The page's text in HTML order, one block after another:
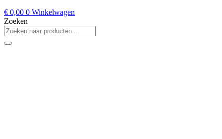
€ 0,00 0 Winkelwagen
Zoeken